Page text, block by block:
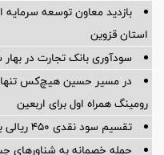
بازدید معاون توسعه
استان قزوین
سودآوری بانک تجارت در
در مسیر حسین هیچ‌کس تنها
رومینگ همراه اول برای اربعین
تقسیم سود نقدی ۴۵۰ ریالی به ازای هر سهم «فملی»
حمله خصمانه به شناورهای